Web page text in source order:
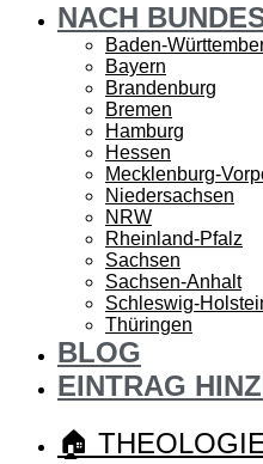
NACH
Baden-
Bayern
Brandenburg
Bremen
Hamburg
Hessen
Mecklenburg-
Niedersachsen
NRW
Rheinland-Pfalz
Sachsen
Sachsen-Anhalt
Schleswig-
Thüringen
BLOG
EINTRAG
🏠